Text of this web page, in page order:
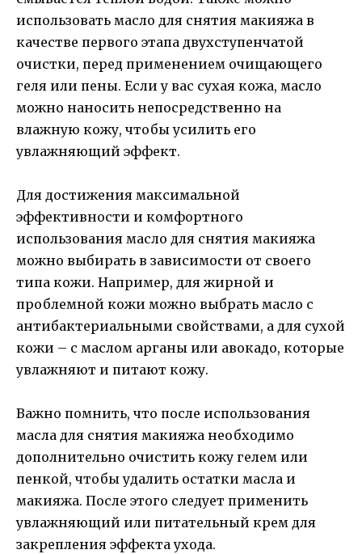
использовать масло для снятия макияжа в
качестве первого этапа двухступенчатой
очистки, перед применением очищающего
геля или пены. Если у вас сухая кожа, масло
можно наносить непосредственно на
влажную кожу, чтобы усилить его
увлажняющий эффект.
Для достижения максимальной
эффективности и комфортного
использования масло для снятия макияжа
можно выбирать в зависимости от своего
типа кожи. Например, для жирной и
проблемной кожи можно выбрать масло с
антибактериальными свойствами, а для сухой
кожи – с маслом арганы или авокадо, которые
увлажняют и питают кожу.
Важно помнить, что после использования
масла для снятия макияжа необходимо
дополнительно очистить кожу гелем или
пенкой, чтобы удалить остатки масла и
макияжа. После этого следует применить
увлажняющий или питательный крем для
закрепления эффекта ухода.